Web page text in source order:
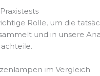
Rolle, um die
und in unsere
im Vergleich